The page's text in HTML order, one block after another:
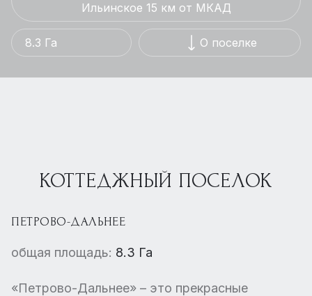
Ильинское 15 км от МКАД
8.3 Га О поселке
КОТТЕДЖНЫЙ ПОСЕЛОК
ПЕТРОВО-ДАЛЬНЕЕ
общая площадь: 8.3 Га
«Петрово-Дальнее» – это прекрасные